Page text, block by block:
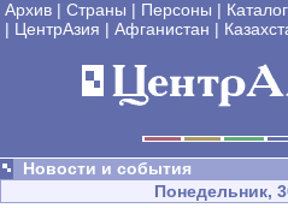
Архив | Страны | Персоны | Каталог
| ЦентрАзия | Афганистан |
Новости и события
Понедельник,